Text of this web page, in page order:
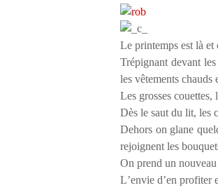
Le printemps est là et
Trépignant devant
les vêtements chauds
Les grosses couettes,
Dès le saut du lit, les
Dehors on glane
rejoignent les
On prend un
L’envie d’en profiter